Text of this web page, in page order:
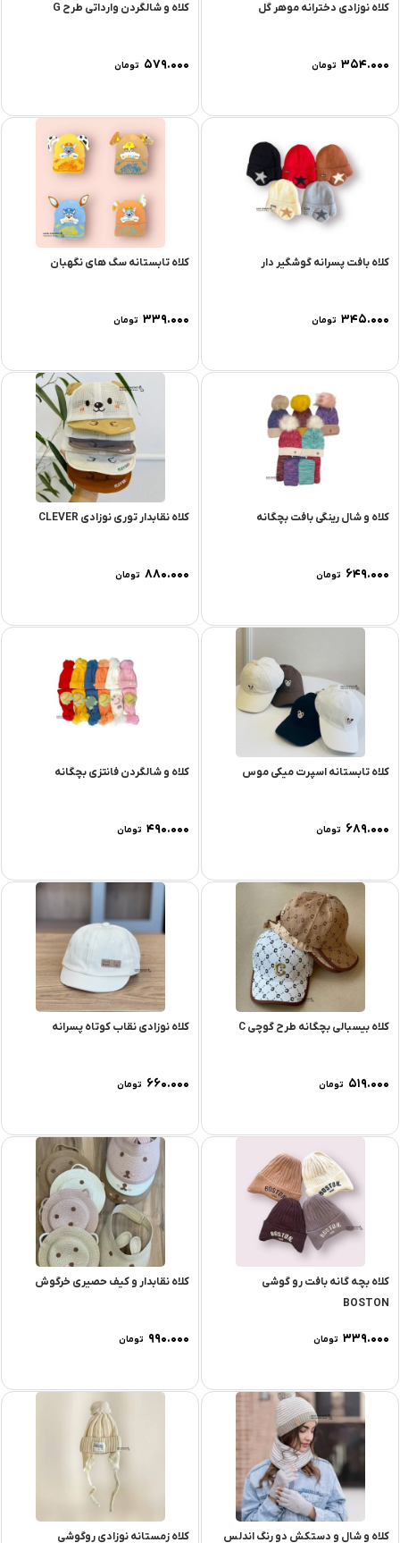
کلاه نوزادی دخترانه موهر گل
۳۵۴.۰۰۰ تومان
کلاه و شالگردن وارداتی طرح G
۵۷۹.۰۰۰ تومان
کلاه بافت پسرانه گوشگیر دار
۳۴۵.۰۰۰ تومان
کلاه تابستانه سگ های نگهبان
۳۳۹.۰۰۰ تومان
کلاه و شال رینگی بافت بچگانه
۶۴۹.۰۰۰ تومان
کلاه نقابدار توری نوزادی CLEVER
۸۸۰.۰۰۰ تومان
کلاه تابستانه اسپرت میکی موس
۶۸۹.۰۰۰ تومان
کلاه و شالگردن فانتزی بچگانه
۴۹۰.۰۰۰ تومان
کلاه بیسبالی بچگانه طرح گوچی C
۵۱۹.۰۰۰ تومان
کلاه نوزادی نقاب کوتاه پسرانه
۶۶۰.۰۰۰ تومان
کلاه بچه گانه بافت رو گوشی
BOSTON
۳۳۹.۰۰۰ تومان
کلاه نقابدار و کیف حصیری خرگوش
۹۹۰.۰۰۰ تومان
کلاه و شال و دستکش دو رنگ اندلس کلاه زمستانه نوزادی روگوشی